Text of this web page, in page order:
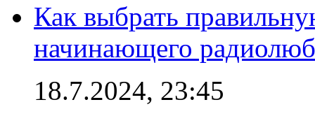
Как выбрать
начинающего
18.7.2024, 23:45